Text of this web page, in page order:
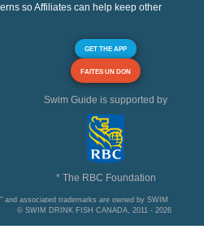
so Affiliates can help keep other
GET THE APP
FAITES UN DON
Swim Guide is supported by
* The RBC Foundation
associated trademarks are owned by SWIM
© SWIM DRINK FISH CANADA, 2011 - 2026